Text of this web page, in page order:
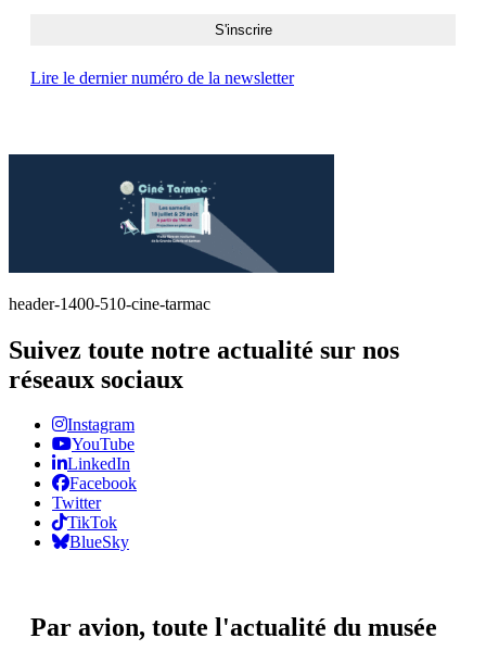
Lire le dernier numéro de la newsletter
header-1400-510-cine-tarmac
Suivez toute notre actualité sur nos
réseaux sociaux
Instagram
YouTube
LinkedIn
Facebook
Twitter
TikTok
BlueSky
Par avion, toute l'actualité du musée